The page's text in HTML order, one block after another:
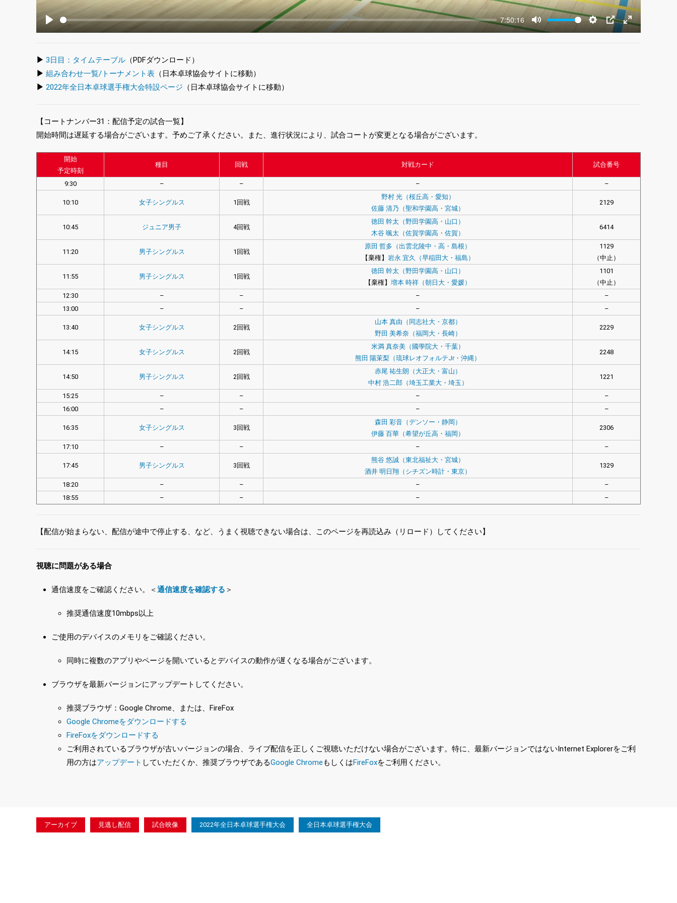
Play
7:50:16
Mute Settings
PIP Enter
▶ 3日目：タイムテーブル （PDFダウンロード）
▶ 組み合わせ一覧/トーナメント表 （日本卓球協会サイトに移動）
▶ 2022年全日本卓球選手権大会特設ページ （日本卓球協会サイトに移動）
【コートナンバー31：配信予定の試合一覧】
開始時間は遅延する場合がございます。予めご了承ください。また、進行状況により、試合コートが変更となる場合がございます。
開始
予定時刻
種目 回戦 対戦カード 試合番号
9:30 – – – –
10:10 女子シングルス 1回戦
野村 光（桜丘高・愛知）
佐藤 清乃（聖和学園高・宮城）
2129
10:45 ジュニア男子 4回戦
徳田 幹太（野田学園高・山口）
木谷 颯太（佐賀学園高・佐賀）
6414
11:20 男子シングルス 1回戦
原田 哲多（出雲北陵中・高・島根）
【棄権】 岩永 宜久（早稲田大・福島）
1129
（中止）
11:55 男子シングルス 1回戦
徳田 幹太（野田学園高・山口）
【棄権】 増本 時祥（朝日大・愛媛）
1101
（中止）
12:30
– – –
–
13:00
– – – –
13:40 女子シングルス 2回戦
山本 真由（同志社大・京都）
野田 美希奈（福岡大・長崎）
2229
14:15 女子シングルス 2回戦
米満 真奈美（國學院大・千葉）
熊田 陽茉梨（琉球レオフォルテJr・沖縄）
2248
14:50 男子シングルス 2回戦
赤尾 祐生朗（大正大・富山）
中村 浩二郎（埼玉工業大・埼玉）
1221
15:25 – – –
–
16:00
– – – –
16:35 女子シングルス 3回戦
森田 彩音（デンソー・静岡）
伊藤 百華（希望が丘高・福岡）
2306
17:10 – – – –
17:45 男子シングルス 3回戦
熊谷 悠誠（東北福祉大・宮城）
酒井 明日翔（シチズン時計・東京）
1329
18:20 – – –
–
18:55
– – – –
【配信が始まらない、配信が途中で停止する、など、うまく視聴できない場合は、このページを再読込み（リロード）してください】
視聴に問題がある場合
通信速度をご確認ください。＜通信速度を確認する ＞
推奨通信速度10mbps以上
ご使用のデバイスのメモリをご確認ください。
同時に複数のアプリやページを開いているとデバイスの動作が遅くなる場合がございます。
ブラウザを最新バージョンにアップデートしてください。
推奨ブラウザ：Google Chrome、または、FireFox
Google Chromeをダウンロードする
FireFoxをダウンロードする
ご利用されているブラウザが古いバージョンの場合、ライブ配信を正しくご視聴いただけない場合がございます。特に、最新バージョンではないInternet Explorerをご利
用の方はアップデート していただくか、推奨ブラウザであるGoogle ChromeもしくはFireFoxをご利用ください。
アーカイブ 見逃し配信 試合映像 2022年全日本卓球選手権大会 全日本卓球選手権大会